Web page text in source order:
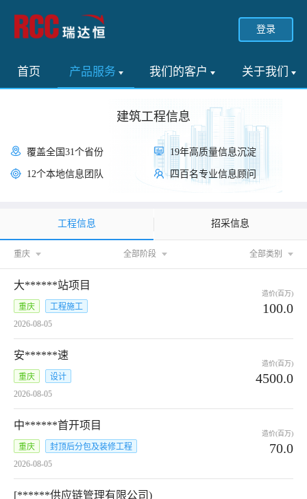
登录
首页 产品服务 我们的客户 关于我们
建筑工程信息
覆盖全国31个省份
12个本地信息团队
19年高质量信息沉淀
四百名专业信息顾问
工程信息 招采信息
重庆 全部阶段 全部类别
大******站项目
重庆
工程施工
2026-08-05
造价(百万)
100.0
安******速
重庆
设计
2026-08-05
造价(百万)
4500.0
中******首开项目
重庆
封顶后分包及装修工程
2026-08-05
造价(百万)
70.0
[******供应链管理有限公司)